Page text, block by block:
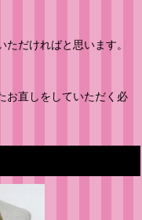
だければと思います。
お直しをしていただく必